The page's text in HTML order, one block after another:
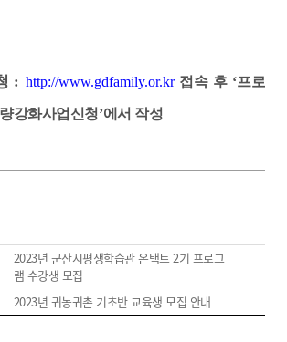
: http://www.gdfamily.or.kr 접속 후 ‘프로
강화사업신청’에서 작성
2023년 군산시평생학습관 온택트 2기 프로그
램 수강생 모집
2023년 귀농귀촌 기초반 교육생 모집 안내